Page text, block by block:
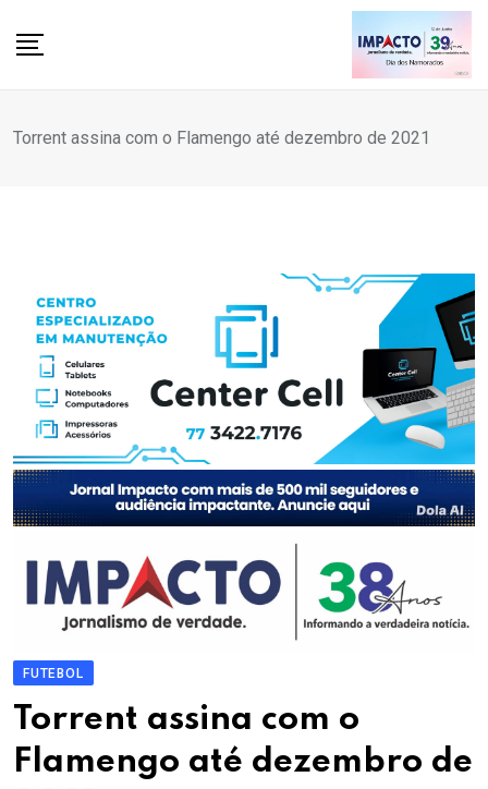
Torrent assina com o Flamengo até dezembro de 2021
FUTEBOL
Torrent assina com o
Flamengo até dezembro de